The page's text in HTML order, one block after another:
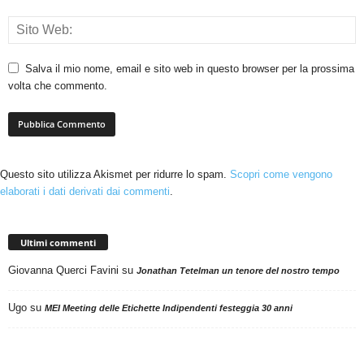
Salva il mio nome, email e sito web in questo browser per la prossima
volta che commento.
Questo sito utilizza Akismet per ridurre lo spam. Scopri come vengono
elaborati i dati derivati dai commenti.
Ultimi commenti
Giovanna Querci Favini su Jonathan Tetelman un tenore del nostro tempo
Ugo su MEI Meeting delle Etichette Indipendenti festeggia 30 anni